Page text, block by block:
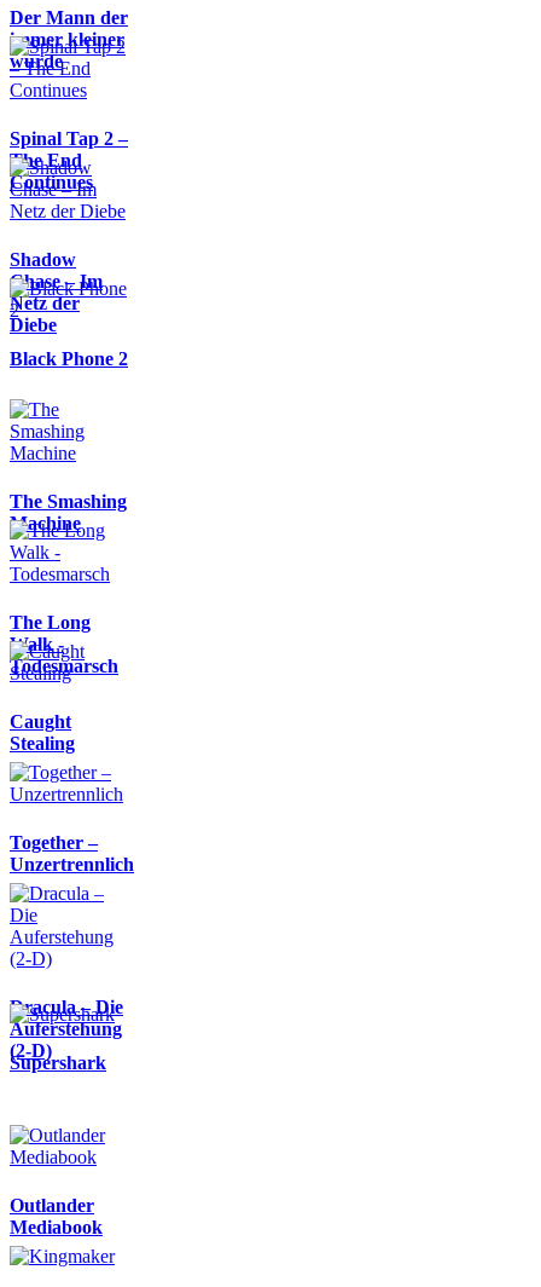
Der Mann der
immer kleiner
wurde
Spinal Tap 2 –
The End
Continues
Shadow
Chase – Im
Netz der
Diebe
Black Phone 2
The Smashing
Machine
The Long
Walk -
Todesmarsch
Caught
Stealing
Together –
Unzertrennlich
Dracula – Die
Auferstehung
(2-D)
Supershark
Outlander
Mediabook